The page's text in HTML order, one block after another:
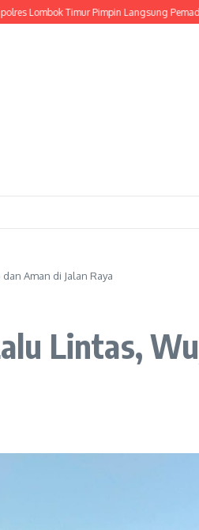
Timur Pimpin Langsung Pemadaman
Aman di Jalan Raya
Lintas,